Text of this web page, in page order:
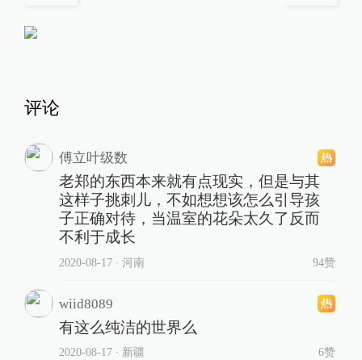
评论
傅立叶级数
老郑的东西本来就有点现实，但是与其
这样子挑刺儿，不如想想该怎么引导孩
子正确对待，当温室的花朵太久了反而
不利于成长
2020-08-17∙ 河南 94赞
wiid8089
有这么纯洁的世界么
2020-08-17∙ 新疆 6赞